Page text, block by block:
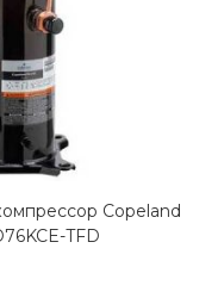
Copeland
TFD